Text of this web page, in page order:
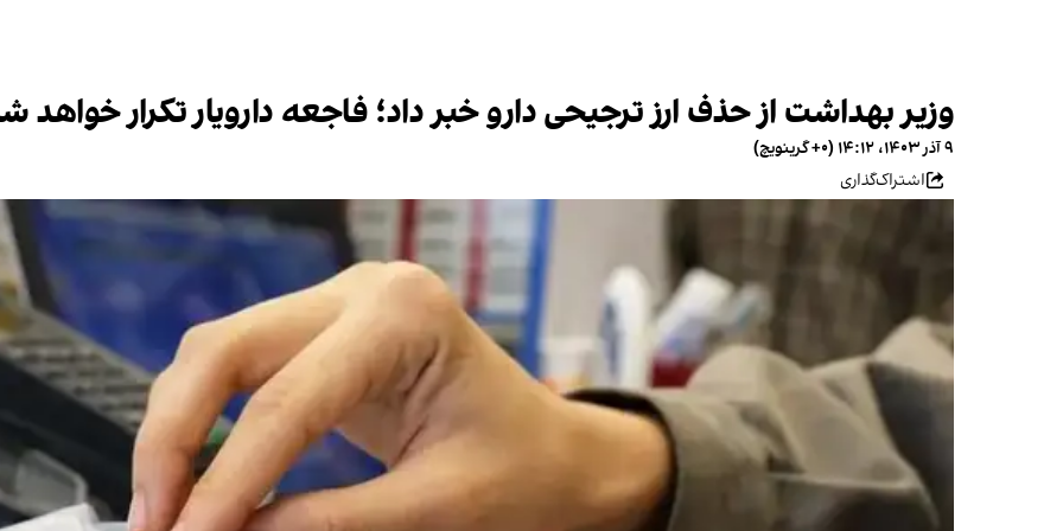
وزیر بهداشت از حذف ارز ترجیحی دارو خبر داد؛ فاجعه دارویار تکرار خواهد
۹ آذر ۱۴۰۳، ۱۴:۱۲ (‎+۰ گرینویچ)
اشتراک‌گذاری